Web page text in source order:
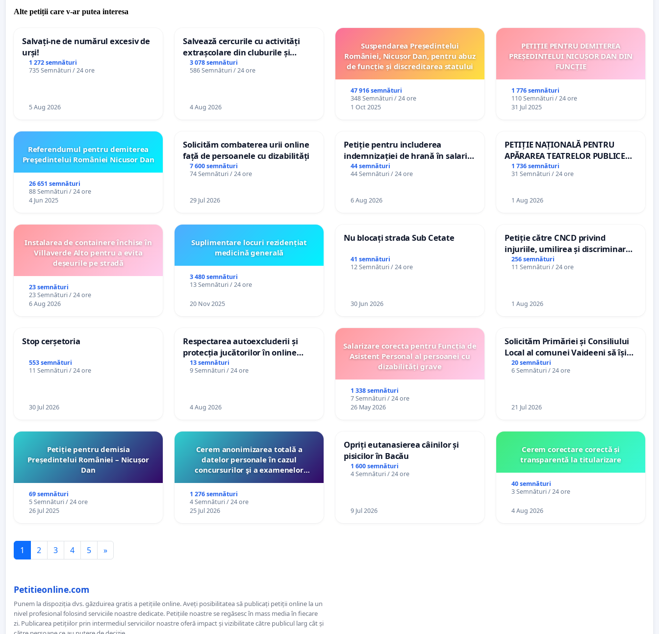
Alte petiții care v-ar putea interesa
Salvați-ne de numărul excesiv de
urși!
1 272 semnături
735 Semnături / 24 ore
5 Aug 2026
Salvează cercurile cu activități
extrașcolare din cluburile și
palatele copiilor
3 078 semnături
586 Semnături / 24 ore
4 Aug 2026
Suspendarea Președintelui
României, Nicușor Dan, pentru abuz
de funcție și discreditarea statului
47 916 semnături
348 Semnături / 24 ore
1 Oct 2025
PETIȚIE PENTRU DEMITEREA
PREȘEDINTELUI NICUȘOR DAN DIN
FUNCȚIE
1 776 semnături
110 Semnături / 24 ore
31 Jul 2025
Referendumul pentru demiterea
Preşedintelui României Nicusor Dan
26 651 semnături
88 Semnături / 24 ore
4 Jun 2025
Solicităm combaterea urii online
față de persoanele cu dizabilități
7 600 semnături
74 Semnături / 24 ore
29 Jul 2026
Petiție pentru includerea
indemnizației de hrană în salariul
de bază și protejarea gradațiilor
de vechime pentru asistenții
44 semnături
44 Semnături / 24 ore
6 Aug 2026
PETIȚIE NAȚIONALĂ PENTRU
APĂRAREA TEATRELOR PUBLICE
DE REPERTORIU DIN ROMÂNIA
1 736 semnături
31 Semnături / 24 ore
1 Aug 2026
Instalarea de containere închise în
Villaverde Alto pentru a evita
deșeurile pe stradă
23 semnături
23 Semnături / 24 ore
6 Aug 2026
Suplimentare locuri rezidențiat
medicină generală
3 480 semnături
13 Semnături / 24 ore
20 Nov 2025
Nu blocați strada Sub Cetate
41 semnături
12 Semnături / 24 ore
30 Jun 2026
Petiție către CNCD privind
injuriile, umilirea și discriminarea
persoanelor cu dizabilități de
către utilizatorul TikTok „Gorici”
256 semnături
11 Semnături / 24 ore
1 Aug 2026
Stop cerșetoria
553 semnături
11 Semnături / 24 ore
30 Jul 2026
Respectarea autoexcluderii și
protecția jucătorilor în online
casino
13 semnături
9 Semnături / 24 ore
4 Aug 2026
Salarizare corecta pentru Funcția de
Asistent Personal al persoanei cu
dizabilități grave
1 338 semnături
7 Semnături / 24 ore
26 May 2026
Solicităm Primăriei și Consiliului
Local al comunei Vaideeni să își
exercite efectiv atribuțiile legale
și să reprezinte interesele
20 semnături
6 Semnături / 24 ore
21 Jul 2026
Petiție pentru demisia
Președintelui României – Nicușor
Dan
69 semnături
5 Semnături / 24 ore
26 Jul 2025
Cerem anonimizarea totală a
datelor personale în cazul
concursurilor şi a examenelor
către Ministerul Educaţiei
1 276 semnături
4 Semnături / 24 ore
25 Jul 2026
Opriți eutanasierea câinilor și
pisicilor în Bacău
1 600 semnături
4 Semnături / 24 ore
9 Jul 2026
Cerem corectare corectă și
transparentă la titularizare
40 semnături
3 Semnături / 24 ore
4 Aug 2026
1 2 3 4 5 »
Petitieonline.com
Punem la dispoziția dvs. găzduirea gratis a petițiile online. Aveți posibilitatea să publicați petiții online la un
nivel profesional folosind serviciile noastre dedicate. Petițiile noastre se regăsesc în mass media în fiecare
zi. Publicarea petițiilor prin intermediul serviciilor noastre oferă impact și vizibilitate către publicul larg cât și